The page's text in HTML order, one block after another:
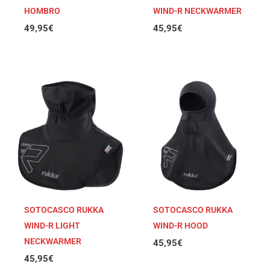
HOMBRO
49,95€
WIND-R NECKWARMER
45,95€
SOTOCASCO RUKKA
WIND-R LIGHT
NECKWARMER
45,95€
SOTOCASCO RUKKA
WIND-R HOOD
45,95€